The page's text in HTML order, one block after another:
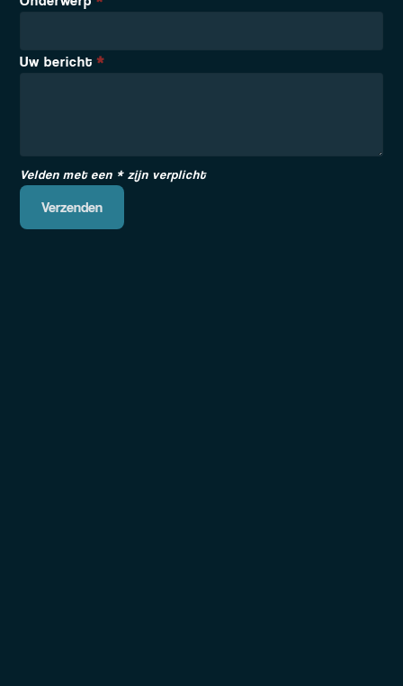
Uw bericht *
Velden met een * zijn verplicht